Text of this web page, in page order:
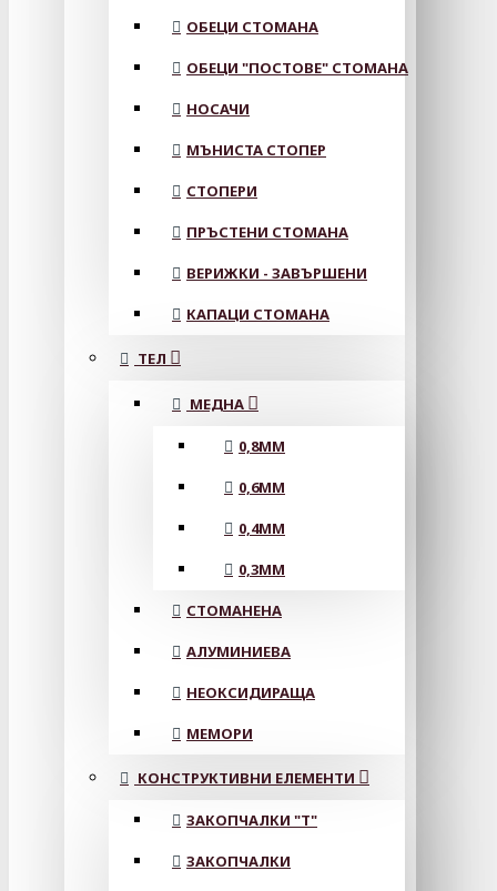
ОБЕЦИ СТОМАНА
ОБЕЦИ "ПОСТОВЕ" СТОМАНА
НОСАЧИ
МЪНИСТА СТОПЕР
СТОПЕРИ
ПРЪСТЕНИ СТОМАНА
ВЕРИЖКИ - ЗАВЪРШЕНИ
КАПАЦИ СТОМАНА
ТЕЛ
МЕДНА
0,8MM
0,6MM
0,4MM
0,3MM
СТОМАНЕНА
АЛУМИНИЕВА
НЕОКСИДИРАЩА
МЕМОРИ
КОНСТРУКТИВНИ ЕЛЕМЕНТИ
ЗАКОПЧАЛКИ "Т"
ЗАКОПЧАЛКИ